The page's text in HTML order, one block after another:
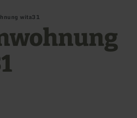
wita31